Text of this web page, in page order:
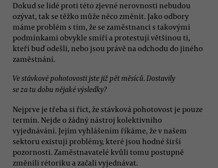
Dokud se lidé proti této zjevné nerovnosti nebudou
ozývat, tak se těžko může něco změnit. Jako odbory
máme problém s tím, že se zaměstnanci s takovými
podmínkami obvykle smíří a protestují většinou ti,
kteří buď odešli, nebo jsou právě na odchodu do jiného
zaměstnání.
Ve stávkové pohotovosti jste již pět měsíců. Dostavily
se za tu dobu nějaké výsledky?
Nejprve je třeba si říct, že stávková pohotovost je pouze
termín. Nejde o žádný nástroj kolektivního
vyjednávání. Jejím vyhlášením říkáme, že v našem
sektoru existují problémy, které jsou hodné širší
pozornosti. Zaměstnavatelé kvůli tomu postupně
změnili rétoriku a začali vyjednávat.